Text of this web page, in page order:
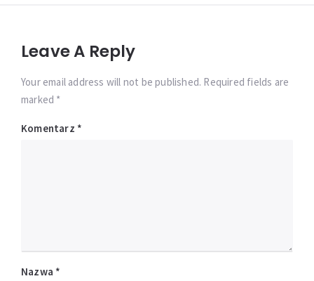
Leave A Reply
Your email address will not be published. Required fields are
marked *
Komentarz *
Nazwa *